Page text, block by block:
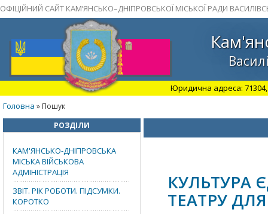
ОФІЦІЙНИЙ САЙТ КАМ’ЯНСЬКО–ДНІПРОВСЬКОЇ МІСЬКОЇ РАДИ
Юридична адреса: 71304,
Головна » Пошук
РОЗДІЛИ
КАМ'ЯНСЬКО-ДНІПРОВСЬКА
МІСЬКА ВІЙСЬКОВА
АДМІНІСТРАЦІЯ
ЗВІТ. РІК РОБОТИ. ПІДСУМКИ.
КОРОТКО
КУЛЬТУРА
ТЕАТРУ